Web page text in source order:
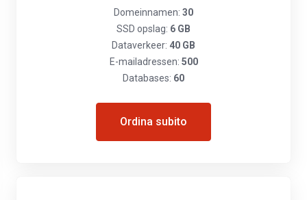
Domeinnamen: 30
SSD opslag: 6 GB
Dataverkeer: 40 GB
E-mailadressen: 500
Databases: 60
Ordina subito